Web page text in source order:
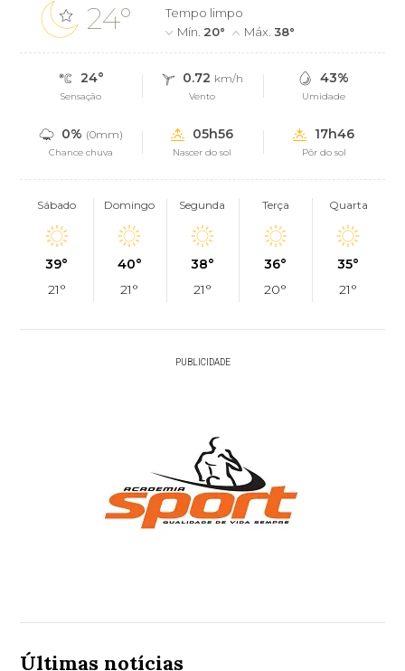
24°
Tempo limpo
Mín. 20° Máx.38°
24°
Sensação
0.72 km/h
Vento
43%
Umidade
0% (0mm)
Chance chuva
05h56
Nascer do sol
17h46
Pôr do sol
Sábado
39°
21°
Domingo
40°
21°
Segunda
38°
21°
Terça
36°
20°
Quarta
35°
21°
PUBLICIDADE
Últimas notícias